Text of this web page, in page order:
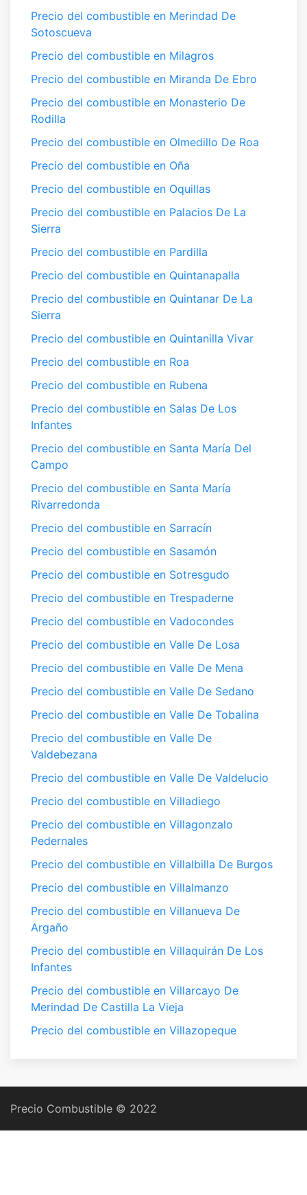
Precio del combustible en Merindad De
Sotoscueva
Precio del combustible en Milagros
Precio del combustible en Miranda De Ebro
Precio del combustible en Monasterio De
Rodilla
Precio del combustible en Olmedillo De Roa
Precio del combustible en Oña
Precio del combustible en Oquillas
Precio del combustible en Palacios De La
Sierra
Precio del combustible en Pardilla
Precio del combustible en Quintanapalla
Precio del combustible en Quintanar De La
Sierra
Precio del combustible en Quintanilla Vivar
Precio del combustible en Roa
Precio del combustible en Rubena
Precio del combustible en Salas De Los
Infantes
Precio del combustible en Santa María Del
Campo
Precio del combustible en Santa María
Rivarredonda
Precio del combustible en Sarracín
Precio del combustible en Sasamón
Precio del combustible en Sotresgudo
Precio del combustible en Trespaderne
Precio del combustible en Vadocondes
Precio del combustible en Valle De Losa
Precio del combustible en Valle De Mena
Precio del combustible en Valle De Sedano
Precio del combustible en Valle De Tobalina
Precio del combustible en Valle De
Valdebezana
Precio del combustible en Valle De Valdelucio
Precio del combustible en Villadiego
Precio del combustible en Villagonzalo
Pedernales
Precio del combustible en Villalbilla De Burgos
Precio del combustible en Villalmanzo
Precio del combustible en Villanueva De
Argaño
Precio del combustible en Villaquirán De Los
Infantes
Precio del combustible en Villarcayo De
Merindad De Castilla La Vieja
Precio del combustible en Villazopeque
Precio Combustible © 2022